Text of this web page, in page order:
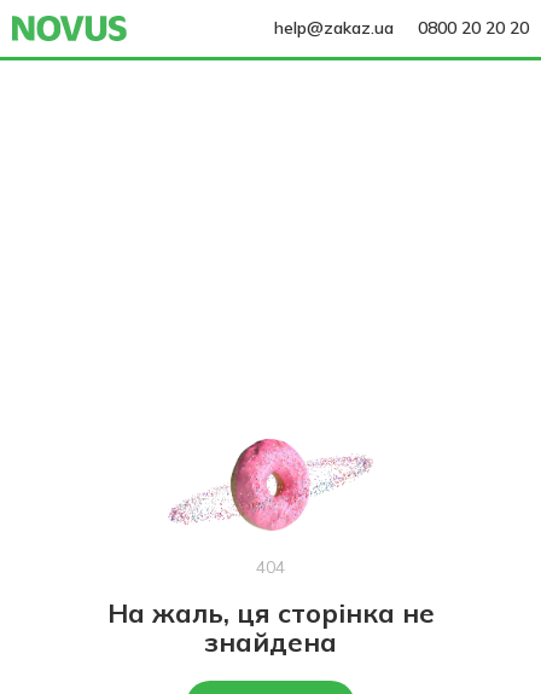
help@zakaz.ua 0800 20 20 20
404
На жаль, ця сторінка не
знайдена